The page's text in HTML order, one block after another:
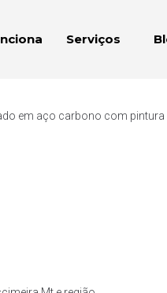
Serviços
em aço carbono com pintura